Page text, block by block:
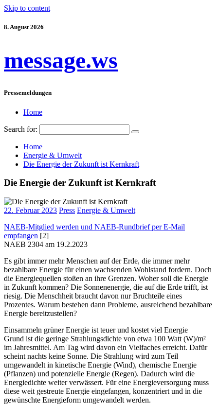
Skip to content
8. August 2026
message.ws
Pressemeldungen
Home
Search for:
Home
Energie & Umwelt
Die Energie der Zukunft ist Kernkraft
Die Energie der Zukunft ist Kernkraft
22. Februar 2023 Press Energie & Umwelt
NAEB-Mitglied werden und NAEB-Rundbrief per E-Mail
empfangen [2]
NAEB 2304 am 19.2.2023
Es gibt immer mehr Menschen auf der Erde, die immer mehr
bezahlbare Energie für einen wachsenden Wohlstand fordern. Doch
die Energiequellen stoßen an ihre Grenzen. Woher soll die Energie
in Zukunft kommen? Die Sonnenenergie, die auf die Erde trifft, ist
riesig. Die Menschheit braucht davon nur Bruchteile eines
Prozentes. Warum bestehen dann Probleme, ausreichend bezahlbare
Energie bereitzustellen?
Einsammeln grüner Energie ist teuer und kostet viel Energie
Grund ist die geringe Strahlungsdichte von etwa 100 Watt (W)/m²
im Jahresmittel. Am Tag wird davon ein Vielfaches erreicht. Dafür
scheint nachts keine Sonne. Die Strahlung wird zum Teil
umgewandelt in kinetische Energie (Wind), chemische Energie
(Pflanzen) und potenzielle Energie (Regen). Dadurch wird die
Energiedichte weiter verwässert. Für eine Energieversorgung muss
diese weit gestreute Energie eingefangen, konzentriert und in die
gewünschte Energieform umgewandelt werden.